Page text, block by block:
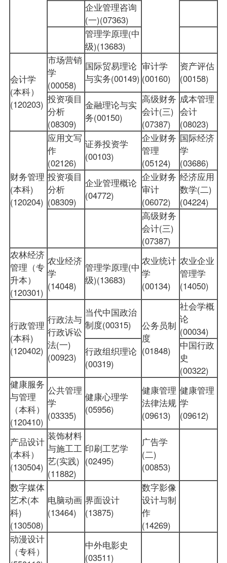
企业管理咨询
(一)(07363)
管理学原理(中
级)(13683)
会计学
(本科）
(120203)
市场营销
学
(00058)
国际贸易理论
与实务(00149)
审计学
(00160)
资产评估
(00158)
投资项目
分析
(08309)
金融理论与实
务(00150)
高级财务
会计(三)
(07387)
成本管理
会计
(08023)
财务管理
(本科)
(120204)
应用文写
作
(02126)
证券投资学
(00103)
企业财务
管理
(05124)
国际经济
学
(03686)
投资项目
分析
(08309)
企业管理概论
(04772)
企业财务
审计
(06072)
经济应用
数学(二)
(04224)
高级财务
会计(三)
(07387)
农林经济
管理（专
升本）
(120301)
农业经济
学
(14048)
管理学原理(中
级)(13683)
农业统计
学
(00134)
农业企业
管理学
(14050)
行政管理
(本科)
(120402)
行政法与
行政诉讼
法(一)
(00923)
当代中国政治
制度(00315)
公务员制
度
(01848)
社会学概
论
(00034)
行政组织理论
(00319)
中国行政
史
(00322)
健康服务
与管理
（本科）
(120410)
公共管理
学
(03335)
健康心理学
(05956)
健康管理
法律法规
(09613)
健康管理
学
(09612)
产品设计
(本科）
(130504)
装饰材料
与施工工
艺(实践)
(11882)
印刷工艺学
(02495)
广告学
(二)
(00853)
数字媒体
艺术(本
科)
(130508)
电脑动画
(13464)
界面设计
(13875)
数字影像
设计与制
作
(14269)
动漫设计
（专科）
中外电影史
(03511)